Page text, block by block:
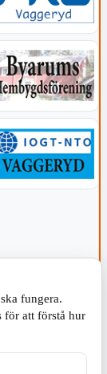
fungera.
för att förstå hur